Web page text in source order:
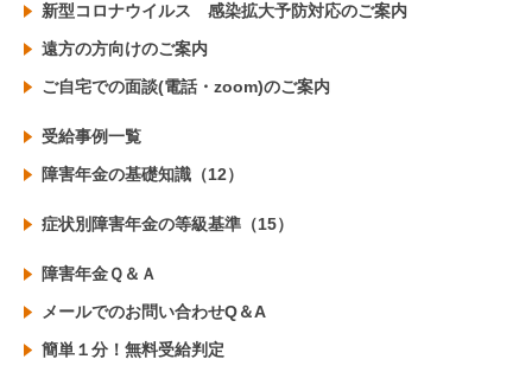
新型コロナウイルス 感染拡大予防対応のご案内
遠方の方向けのご案内
ご自宅での面談(電話・zoom)のご案内
受給事例一覧
障害年金の基礎知識（12）
症状別障害年金の等級基準（15）
障害年金Ｑ＆Ａ
メールでのお問い合わせQ＆A
簡単１分！無料受給判定